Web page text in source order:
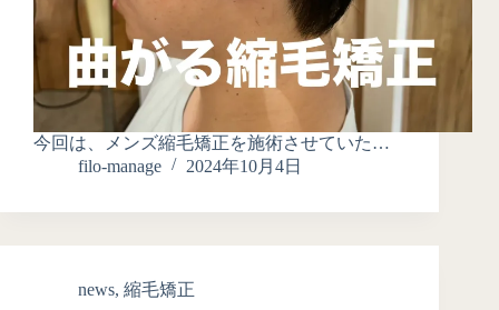
今回は、メンズ縮毛矯正を施術させていた…
filo-manage
2024年10月4日
news, 縮毛矯正